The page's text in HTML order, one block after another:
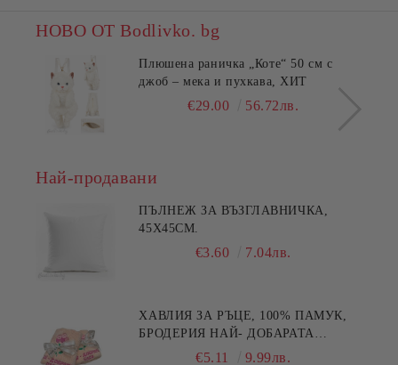
НОВО ОТ Bodlivko. bg
Плюшена раничка „Коте“ 50 см с
джоб – мека и пухкава, ХИТ
€29.00 56.72лв.
Най-продавани
ПЪЛНЕЖ ЗА ВЪЗГЛАВНИЧКА,
45X45СМ.
€3.60 7.04лв.
ХАВЛИЯ ЗА РЪЦЕ, 100% ПАМУК,
БРОДЕРИЯ НАЙ- ДОБАРАТА
МАЙКА/БАБА , РАЗМЕР:
€5.11 9.99лв.